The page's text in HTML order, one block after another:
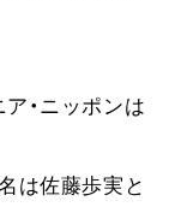
・ニッポンは
は佐藤歩実と